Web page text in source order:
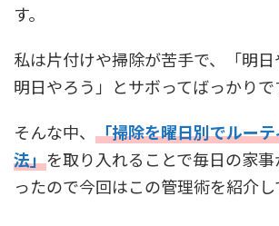
す。
私は片付けや掃除が苦手で、「明
明日やろう」とサボってばっかりで
そんな中、 「掃除を曜日別でルー
法」を取り入れることで毎日の家
ったので今回はこの管理術を紹介し